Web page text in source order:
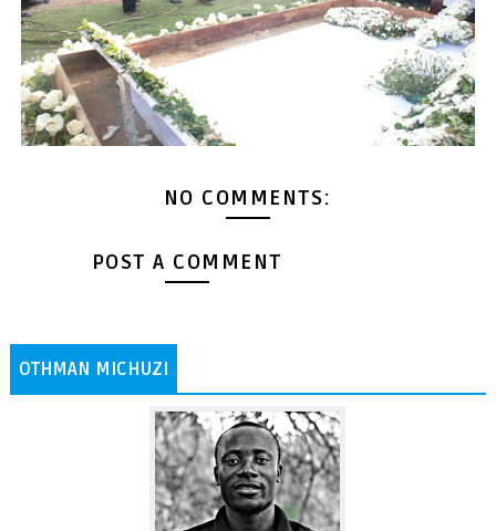
NO COMMENTS:
POST A COMMENT
OTHMAN MICHUZI